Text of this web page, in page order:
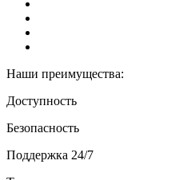
Наши преимущества:
Доступность
Безопасность
Поддержка 24/7